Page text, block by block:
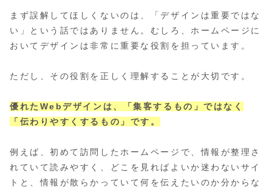
まず誤解してほしくないのは、「デザインは重要ではな
い」という話ではありません。むしろ、ホームページに
おいてデザインは非常に重要な役割を担っています。
ただし、その役割を正しく理解することが大切です。
優れたWebデザインは、「集客するもの」ではなく
「伝わりやすくするもの」です。
例えば、初めて訪問したホームページで、情報が整理さ
れていて読みやすく、どこを見ればよいか迷わないサイ
トと、情報が散らかっていて何を伝えたいのか分からな